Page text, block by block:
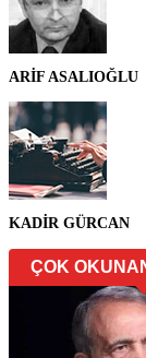
ARİF ASALIOĞLU
KADİR GÜRCAN
ÇOK